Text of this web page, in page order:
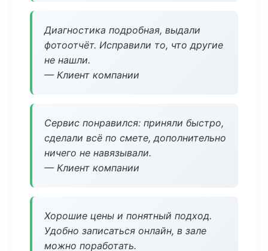
Диагностика подробная, выдали
фотоотчёт. Исправили то, что другие
не нашли.
— Клиент компании
Сервис понравился: приняли быстро,
сделали всё по смете, дополнительно
ничего не навязывали.
— Клиент компании
Хорошие цены и понятный подход.
Удобно записаться онлайн, в зале
можно поработать.